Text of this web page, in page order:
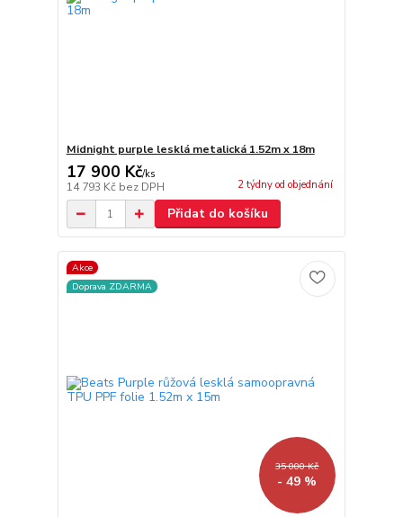
Midnight purple lesklá metalická 1.52m x 18m
17 900 Kč/ks
14 793 Kč bez DPH 2 týdny od objednání
Přidat do košíku
Akce
Doprava ZDARMA
35 000 Kč
- 49 %